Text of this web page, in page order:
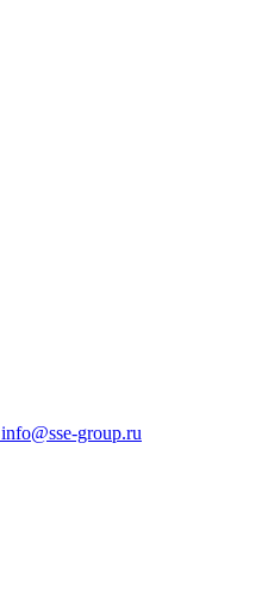
info@sse-group.ru